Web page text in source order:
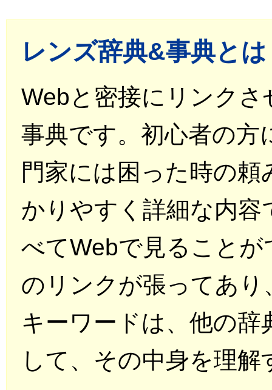
レンズ辞典&事典と
Webと密接にリンク
事典です。初心者の方
門家には困った時の
かりやすく詳細な内容
べてWebで見ること
のリンクが張ってあ
キーワードは、他の
して、その中身を理